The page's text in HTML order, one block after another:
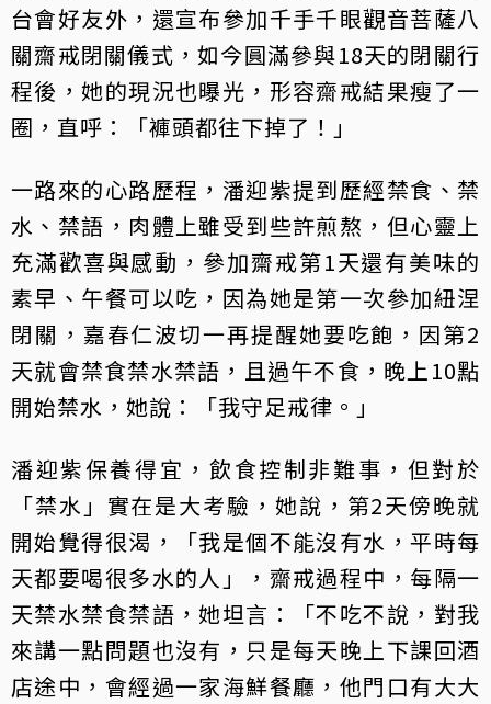
台會好友外，還宣布參加千手千眼觀音菩薩八
關齋戒閉關儀式，如今圓滿參與18天的閉關行
程後，她的現況也曝光，形容齋戒結果瘦了一
圈，直呼：「褲頭都往下掉了！」
一路來的心路歷程，潘迎紫提到歷經禁食、禁
水、禁語，肉體上雖受到些許煎熬，但心靈上
充滿歡喜與感動，參加齋戒第1天還有美味的
素早、午餐可以吃，因為她是第一次參加紐涅
閉關，嘉春仁波切一再提醒她要吃飽，因第2
天就會禁食禁水禁語，且過午不食，晚上10點
開始禁水，她說：「我守足戒律。」
潘迎紫保養得宜，飲食控制非難事，但對於
「禁水」實在是大考驗，她說，第2天傍晚就
開始覺得很渴，「我是個不能沒有水，平時每
天都要喝很多水的人」，齋戒過程中，每隔一
天禁水禁食禁語，她坦言：「不吃不說，對我
來講一點問題也沒有，只是每天晚上下課回酒
店途中，會經過一家海鮮餐廳，他門口有大大